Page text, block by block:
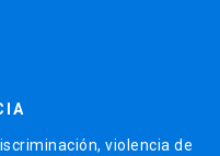
violencia de